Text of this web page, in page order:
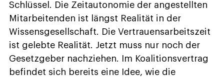
Schlüssel. Die Zeitautonomie der angestellten
Mitarbeitenden ist längst Realität in der
Wissensgesellschaft. Die Vertrauensarbeitszeit
ist gelebte Realität. Jetzt muss nur noch der
Gesetzgeber nachziehen. Im Koalitionsvertrag
befindet sich bereits eine Idee, wie die